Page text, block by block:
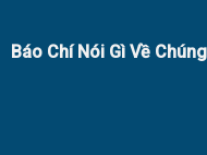
Báo Chí Nói Gì Về